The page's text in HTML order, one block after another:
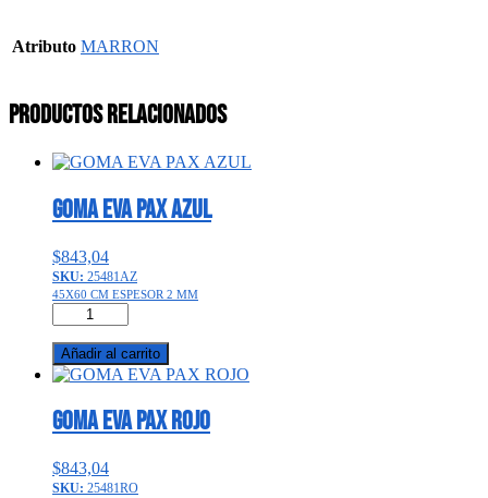
Atributo MARRON
Productos relacionados
GOMA EVA PAX AZUL
$843,04
SKU: 25481AZ
45X60 CM ESPESOR 2 MM
GOMA
EVA
PAX
AZUL
Añadir al carrito
GOMA EVA PAX ROJO
$843,04
SKU: 25481RO